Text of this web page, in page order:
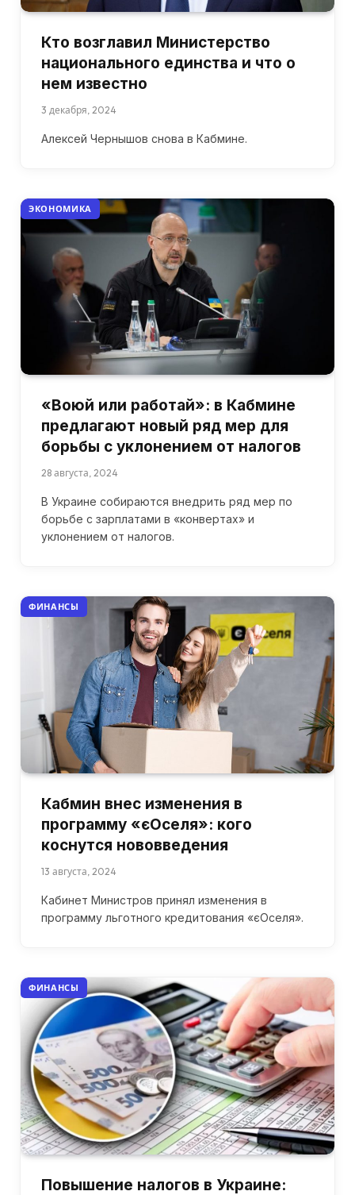
Кто возглавил Министерство
национального единства и что о
нем известно
3 декабря, 2024
Алексей Чернышов снова в Кабмине.
ЭКОНОМИКА
«Воюй или работай»: в Кабмине
предлагают новый ряд мер для
борьбы с уклонением от налогов
28 августа, 2024
В Украине собираются внедрить ряд мер по
борьбе с зарплатами в «конвертах» и
уклонением от налогов.
ФИНАНСЫ
Кабмин внес изменения в
программу «єОселя»: кого
коснутся нововведения
13 августа, 2024
Кабинет Министров принял изменения в
программу льготного кредитования «єОселя».
ФИНАНСЫ
Повышение налогов в Украине: